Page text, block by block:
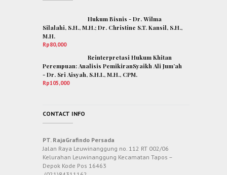
Hukum Bisnis - Dr. Wilma
Silalahi, S.H., M.H.; Dr. Christine S.T. Kansil, S.H.,
M.H.
Rp80,000
Reinterpretasi Hukum Khitan
Perempuan: Analisis PemikiranSyaikh Ali Jum’ah
- Dr. Sri Aisyah, S.H.I., M.H., CPM.
Rp105,000
CONTACT INFO
PT. RajaGrafindo Persada
Jalan Raya Leuwinanggung no. 112 RT 002/06
Kelurahan Leuwinanggung Kecamatan Tapos –
Depok Kode Pos 16463